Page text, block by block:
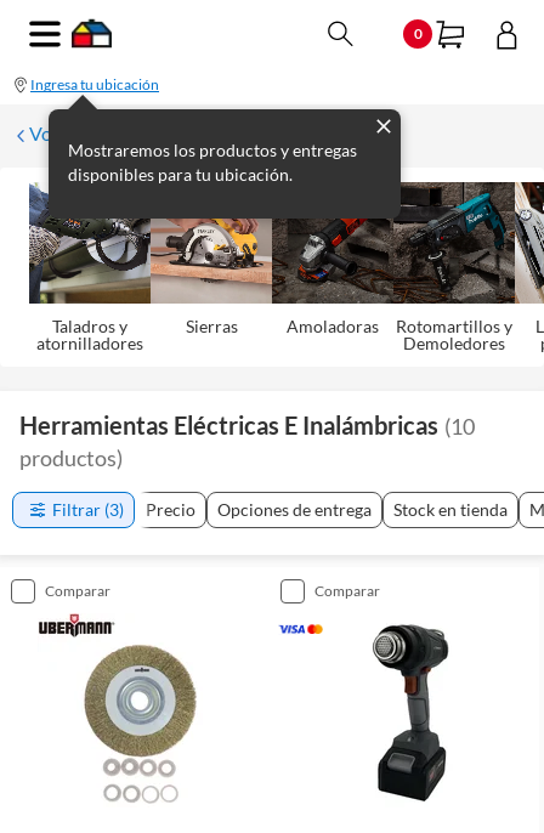
0
Ingresa tu ubicación
Mostraremos los productos y entregas
disponibles para tu ubicación.
Volver
Taladros y
atornilladores
Sierras Amoladoras
Rotomartillos y
Demoledores
Herramientas Eléctricas E Inalámbricas (10
productos)
Filtrar (3) Precio Opciones de entrega Stock en tienda
comparar comparar